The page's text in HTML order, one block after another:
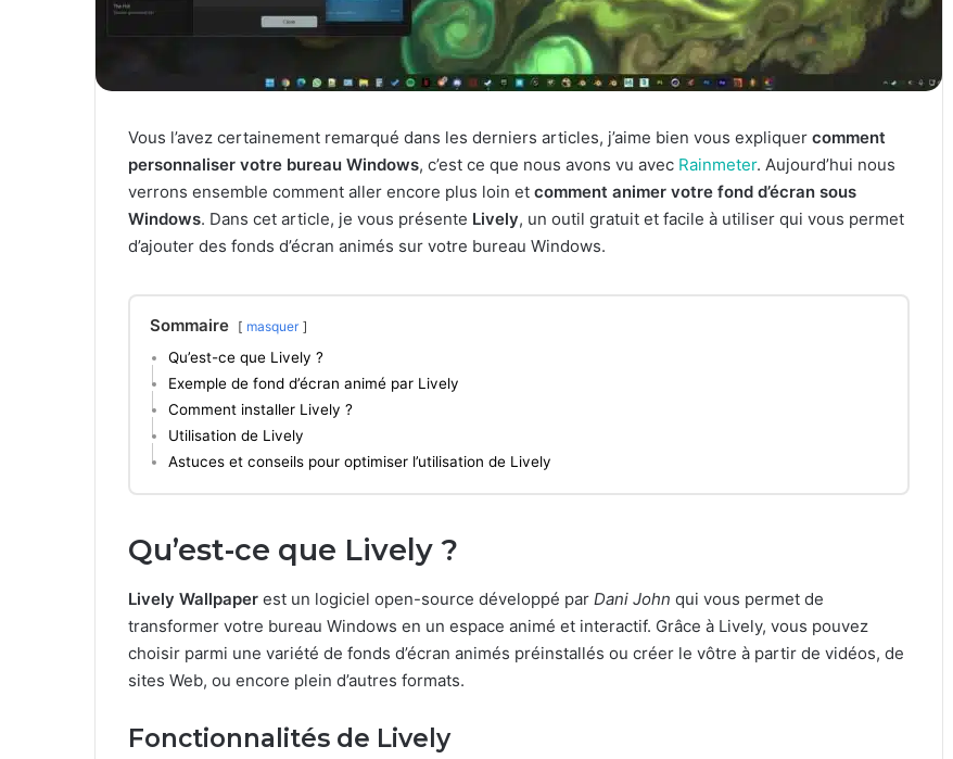
Vous l’avez certainement remarqué dans les derniers articles, j’aime bien vous expliquer comment
personnaliser votre bureau Windows, c’est ce que nous avons vu avec Rainmeter. Aujourd’hui nous
verrons ensemble comment aller encore plus loin et comment animer votre fond d’écran sous
Windows. Dans cet article, je vous présente Lively, un outil gratuit et facile à utiliser qui vous permet
d’ajouter des fonds d’écran animés sur votre bureau Windows.
Sommaire masquer
Qu’est-ce que Lively ?
Exemple de fond d’écran animé par Lively
Comment installer Lively ?
Utilisation de Lively
Astuces et conseils pour optimiser l’utilisation de Lively
Qu’est-ce que Lively ?
Lively Wallpaper est un logiciel open-source développé par Dani John qui vous permet de
transformer votre bureau Windows en un espace animé et interactif. Grâce à Lively, vous pouvez
choisir parmi une variété de fonds d’écran animés préinstallés ou créer le vôtre à partir de vidéos, de
sites Web, ou encore plein d’autres formats.
Fonctionnalités de Lively